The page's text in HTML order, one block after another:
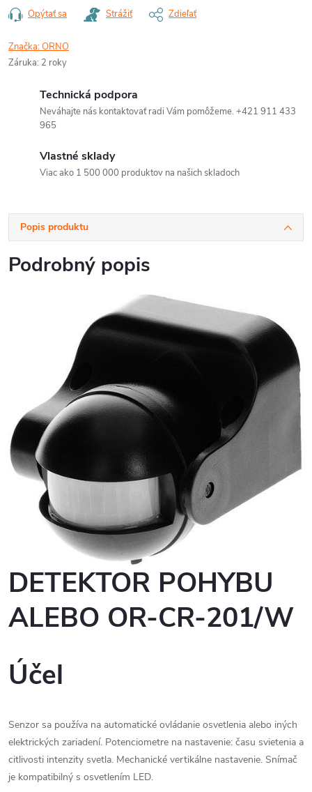
Opýtať sa Strážiť Zdieľať
Značka:ORNO
Záruka: 2 roky
Technická podpora
Neváhajte nás kontaktovať radi Vám pomôžeme. +421 911 433
965
Vlastné sklady
Viac ako 1 500 000 produktov na našich skladoch
Popis produktu
Podrobný popis
DETEKTOR POHYBU
ALEBO OR-CR-201/W
Účel
Senzor sa používa na automatické ovládanie osvetlenia alebo iných
elektrických zariadení. Potenciometre na nastavenie: času svietenia a
citlivosti intenzity svetla. Mechanické vertikálne nastavenie. Snímač
je kompatibilný s osvetlením LED.